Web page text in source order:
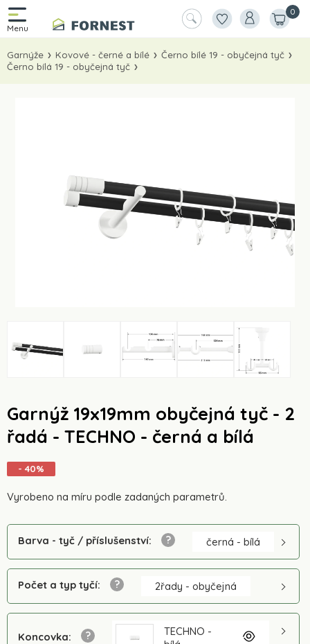
0
Garnýže Kovové - černé a bílé
Černo bílé 19 - obyčejná tyč
Černo bílá 19 - obyčejná tyč
Garnýž 19x19mm obyčejná tyč - 2
řadá - TECHNO - černá a bílá
- 40%
Vyrobeno na míru podle zadaných parametrů.
Barva - tyč / příslušenství: černá - bílá
Počet a typ tyčí: 2řady - obyčejná
Koncovka:
TECHNO -